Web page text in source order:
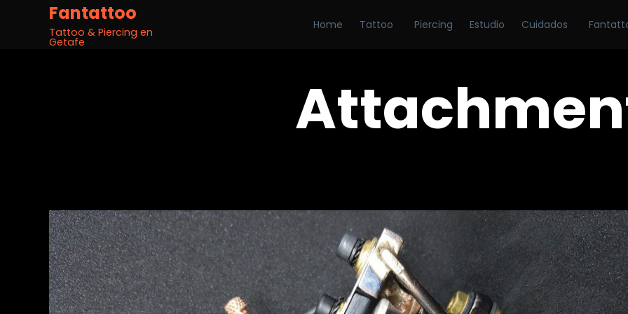
Fantattoo
Tattoo & Piercing en
Getafe
Home Tattoo Piercing Estudio Cuidados